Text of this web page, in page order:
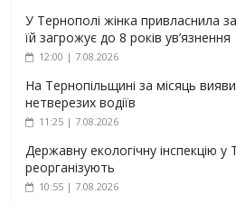
У Тернополі жінка привласнила
їй загрожує до 8 років ув’язнення
12:00 | 7.08.2026
На Тернопільщині за місяць
нетверезих водіїв
11:25 | 7.08.2026
Державну екологічну інспекцію у
реорганізують
10:55 | 7.08.2026